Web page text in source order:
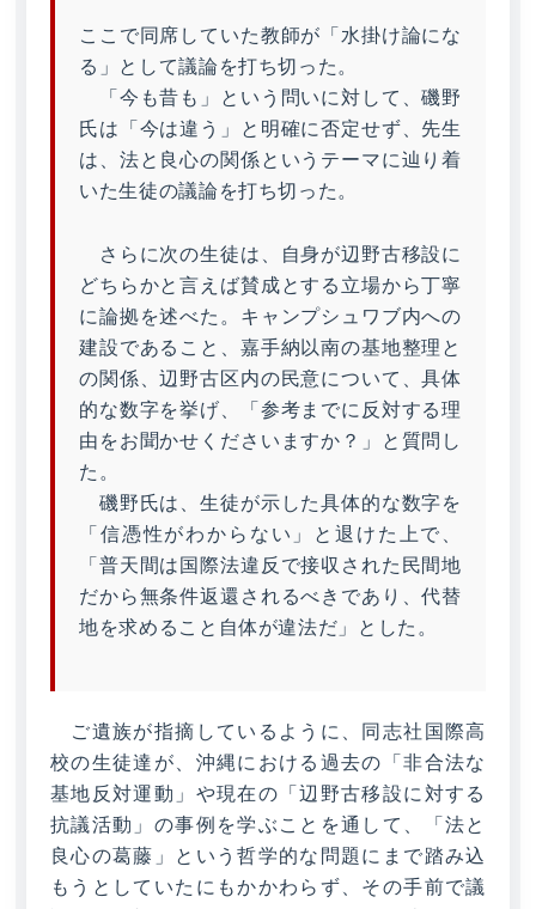
ここで同席していた教師が「水掛け論にな
る」として議論を打ち切った。
「今も昔も」という問いに対して、磯野
氏は「今は違う」と明確に否定せず、先生
は、法と良心の関係というテーマに辿り着
いた生徒の議論を打ち切った。
さらに次の生徒は、自身が辺野古移設に
どちらかと言えば賛成とする立場から丁寧
に論拠を述べた。キャンプシュワブ内への
建設であること、嘉手納以南の基地整理と
の関係、辺野古区内の民意について、具体
的な数字を挙げ、「参考までに反対する理
由をお聞かせくださいますか？」と質問し
た。
磯野氏は、生徒が示した具体的な数字を
「信憑性がわからない」と退けた上で、
「普天間は国際法違反で接収された民間地
だから無条件返還されるべきであり、代替
地を求めること自体が違法だ」とした。
ご遺族が指摘しているように、同志社国際高
校の生徒達が、沖縄における過去の「非合法な
基地反対運動」や現在の「辺野古移設に対する
抗議活動」の事例を学ぶことを通して、「法と
良心の葛藤」という哲学的な問題にまで踏み込
もうとしていたにもかかわらず、その手前で議